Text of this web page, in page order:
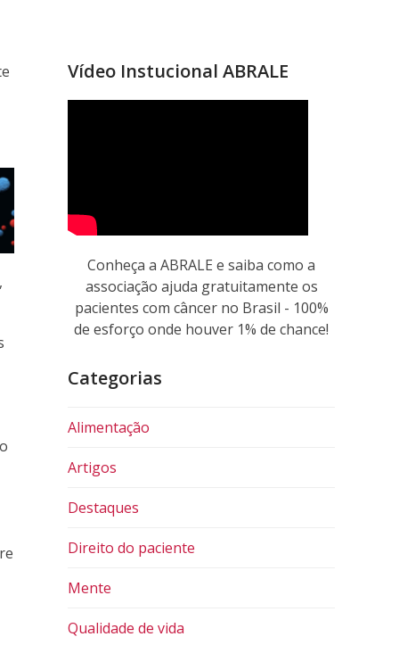
Vídeo Instucional ABRALE
Conheça a ABRALE e saiba como a
associação ajuda gratuitamente os
pacientes com câncer no Brasil - 100%
de esforço onde houver 1% de chance!
Categorias
Alimentação
Artigos
Destaques
Direito do paciente
Mente
Qualidade de vida